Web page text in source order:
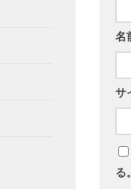
名
サ
る。